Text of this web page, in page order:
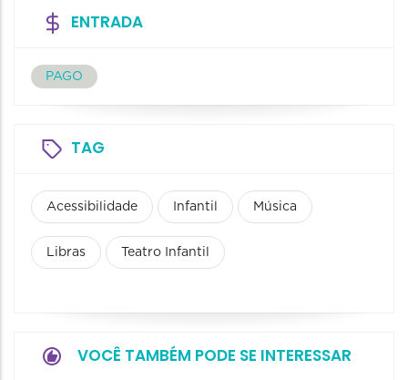
ENTRADA
PAGO
TAG
Acessibilidade Infantil Música
Libras Teatro Infantil
VOCÊ TAMBÉM PODE SE INTERESSAR